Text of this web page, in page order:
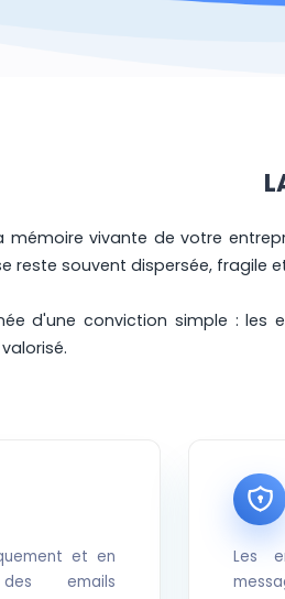
mémoire vivante de votre
reste souvent dispersée, fragile
d'une conviction simple :
et en
emails
Les